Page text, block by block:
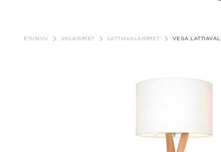
sisältöönETUSIVU VALAISIMET LATTIAVALAISIMET VEGA